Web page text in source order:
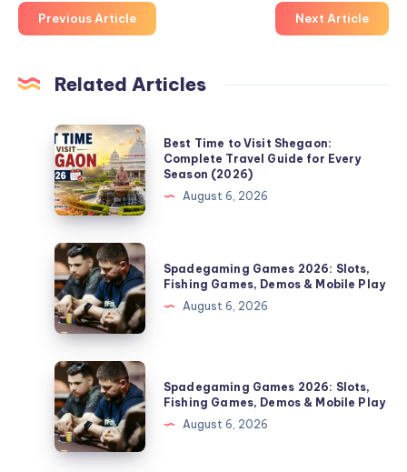
Previous Article Next Article
Related Articles
Best
Time
to
Visit
Shegaon:
Complete
Travel
Guide
for
Every
Season
(2026)
Best Time to Visit Shegaon:
Complete Travel Guide for Every
Season (2026)
August 6, 2026
Spadegaming
Games
2026:
Slots,
Fishing
Games,
Demos
&
Mobile
Play
Spadegaming Games 2026: Slots,
Fishing Games, Demos & Mobile Play
August 6, 2026
Spadegaming
Games
2026:
Slots,
Fishing
Spadegaming Games 2026: Slots,
Fishing Games, Demos & Mobile Play
August 6, 2026